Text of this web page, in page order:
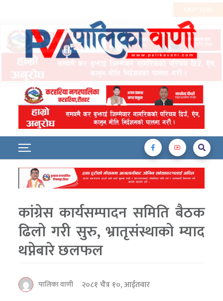
कांग्रेस कार्यसम्पादन समिति बैठक
ढिलो गरी सुरु, भ्रातृसंस्थाको म्याद
थप्नेबारे छलफल
पालिका वाणी
२०८१ चैत्र १०, आईतवार